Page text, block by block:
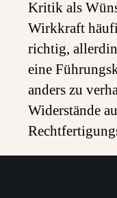
Kritik als
Wirkkraft
richtig,
eine
anders zu
Widerstände